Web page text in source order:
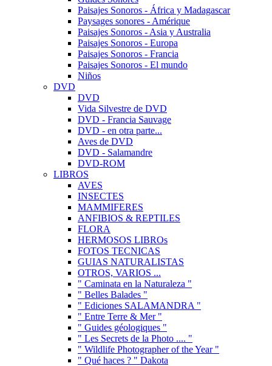
Paisajes Sonoros - África y Madagascar
Paysages sonores - Amérique
Paisajes Sonoros - Asia y Australia
Paisajes Sonoros - Europa
Paisajes Sonoros - Francia
Paisajes Sonoros - El mundo
Niños
DVD
DVD
Vida Silvestre de DVD
DVD - Francia Sauvage
DVD - en otra parte...
Aves de DVD
DVD - Salamandre
DVD-ROM
LIBROS
AVES
INSECTES
MAMMIFERES
ANFIBIOS & REPTILES
FLORA
HERMOSOS LIBROs
FOTOS TECNICAS
GUIAS NATURALISTAS
OTROS, VARIOS ...
" Caminata en la Naturaleza "
" Belles Balades "
" Ediciones SALAMANDRA "
" Entre Terre & Mer "
" Guides géologiques "
" Les Secrets de la Photo .... "
" Wildlife Photographer of the Year "
" Qué haces ? " Dakota